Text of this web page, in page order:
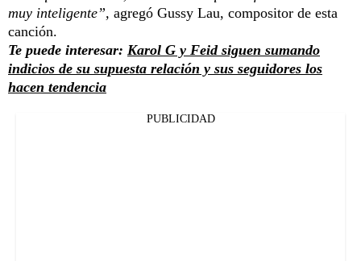
muy inteligente”, agregó Gussy Lau, compositor de esta
canción.
Te puede interesar: Karol G y Feid siguen sumando
indicios de su supuesta relación y sus seguidores los
hacen tendencia
PUBLICIDAD